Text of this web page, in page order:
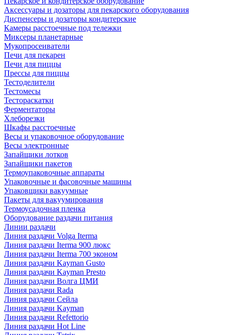
Аксессуары и дозаторы для пекарского оборудования
Диспенсеры и дозаторы кондитерские
Камеры расстоечные под тележки
Миксеры планетарные
Мукопросеиватели
Печи для пекарен
Печи для пиццы
Прессы для пиццы
Тестоделители
Тестомесы
Тестораскатки
Ферментаторы
Хлеборезки
Шкафы расстоечные
Весы и упаковочное оборудование
Весы электронные
Запайщики лотков
Запайщики пакетов
Термоупаковочные аппараты
Упаковочные и фасовочные машины
Упаковщики вакуумные
Пакеты для вакуумирования
Термоусадочная пленка
Оборудование раздачи питания
Линии раздачи
Линия раздачи Volga Iterma
Линия раздачи Iterma 900 люкс
Линия раздачи Iterma 700 эконом
Линия раздачи Kayman Gusto
Линия раздачи Kayman Presto
Линия раздачи Волга ЦМИ
Линия раздачи Rada
Линия раздачи Сейла
Линия раздачи Kayman
Линия раздачи Refettorio
Линия раздачи Hot Line